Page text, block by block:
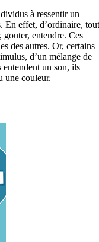
à ressentir un
En effet, d’ordinaire, tout
gouter, entendre. Ces
des autres. Or, certains
d’un mélange de
entendent un son, ils
une couleur.